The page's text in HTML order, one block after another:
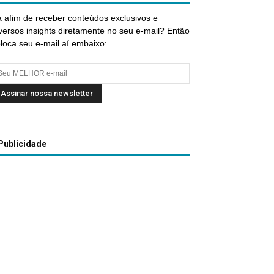
afim de receber conteúdos exclusivos e
insights diretamente no seu e-mail? Então
seu e-mail aí embaixo:
Publicidade